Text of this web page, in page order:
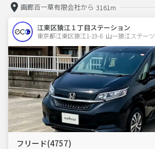
画廊百一草有限会社から 3161m
江東区猿江１丁目ステーション
東京都江東区猿江1-19-6  山一猿江ステーツ
フリード(4757)